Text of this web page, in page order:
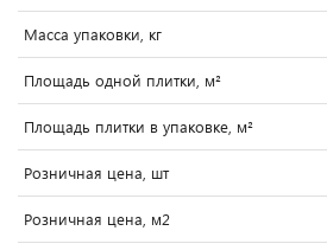
Масса упаковки, кг
Площадь одной плитки, м²
Площадь плитки в упаковке, м²
Розничная цена, шт
Розничная цена, м2